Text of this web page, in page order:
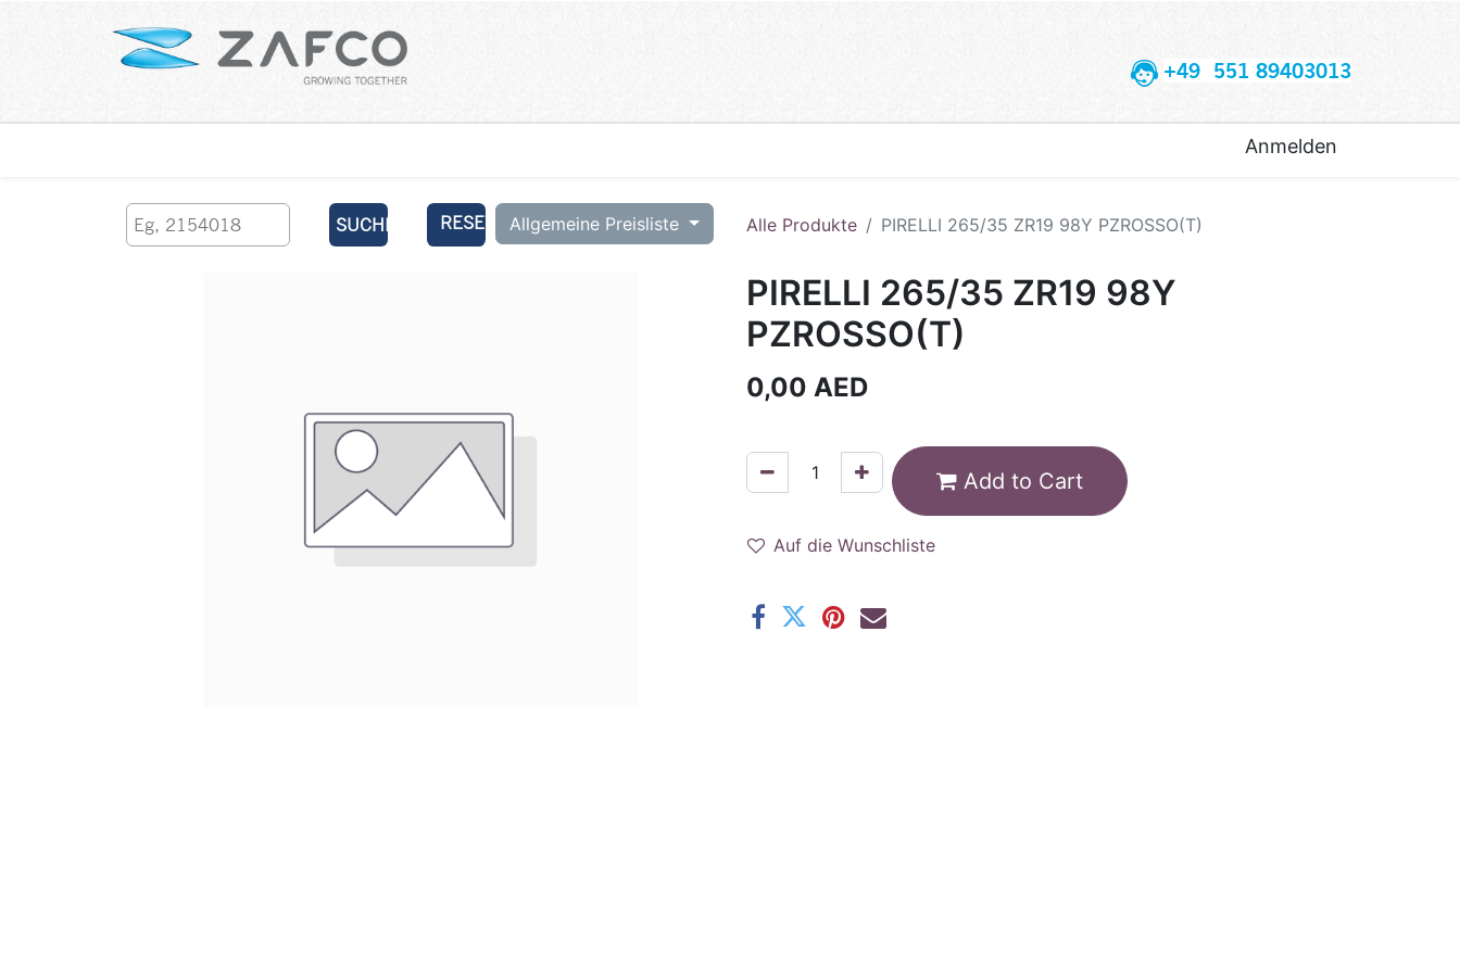
+49 551 89403013
Anmelden
SUCHEN RESET Allgemeine Preisliste Alle Produkte PIRELLI 265/35 ZR19 98Y PZROSSO(T)
PIRELLI 265/35 ZR19 98Y
PZROSSO(T)
0,00 AED
Add to Cart
Auf die Wunschliste